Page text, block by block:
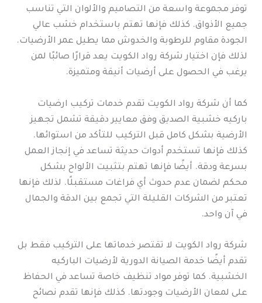
توفر مجموعة واسعة من التصاميم والألوان التي تناسب
جميع الأذواق. كذلك فإنها تهتم باستخدام خشب عالي
الجودة مقاوم للرطوبة والخدوش مما يطيل عمر الأرضيات.
لذلك فإن اختيار شركة رواد الكويت يعد قرارًا صائبًا لمن
يرغب في الحصول على أرضيات أنيقة ومتميزة.
كما أن شركة رواد الكويت تقدم خدمات تركيب ارضيات
باركيه خشبية الصديق وفق معايير دقيقة تشمل تجهيز
الأرضية بشكل كامل قبل التركيب للتأكد من استوائها.
كذلك فإنها تستخدم أدوات حديثة تساعد في إنجاز العمل
بسرعة ودقة. أيضًا فإنها تهتم بتثبيت الألواح بشكل
محكم لضمان عدم حدوث أي فراغات مستقبلًا. لذلك فإنها
تعتبر من الشركات القليلة التي تجمع بين الدقة والجمال
في آن واحد.
شركة رواد الكويت لا تقتصر خدماتها على التركيب فقط بل
تقدم أيضًا خدمة الصيانة الدورية لأرضيات الباركيه
الخشبية. كما توفر مواد تنظيف خاصة تساعد في الحفاظ
على لمعان الأرضيات وجودتها. كذلك فإنها تقدم نصائح